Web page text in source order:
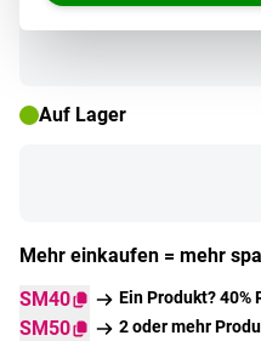
Auf Lager
Mehr einkaufen = mehr
SM40
Ein Produkt? 40%
SM50 2 oder mehr